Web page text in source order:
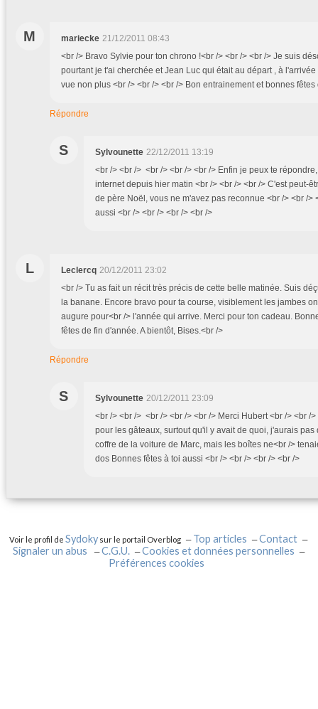
M mariecke 21/12/2011 08:43
<br /> Bravo Sylvie pour ton chrono !<br /> <br /> <br /> Je suis
pourtant je t'ai cherchée et Jean Luc qui était au départ , à
vue non plus <br /> <br /> <br /> Bon entrainement et bonnes
Répondre
S Sylvounette 22/12/2011 13:19
<br /> <br /> <br /> <br /> <br /> Enfin je peux te
internet depuis hier matin <br /> <br /> <br /> C'est peut-
de père Noël, vous ne m'avez pas reconnue <br /> <br />
aussi <br /> <br /> <br /> <br />
L Leclercq 20/12/2011 23:02
<br /> Tu as fait un récit très précis de cette belle matinée. Suis
la banane. Encore bravo pour ta course, visiblement les jambes
augure pour<br /> l'année qui arrive. Merci pour ton cadeau.
fêtes de fin d'année. A bientôt, Bises.<br />
Répondre
S Sylvounette 20/12/2011 23:09
<br /> <br /> <br /> <br /> <br /> Merci Hubert <br /> <br /
pour les gâteaux, surtout qu'il y avait de quoi, j'aurais
coffre de la voiture de Marc, mais les boîtes ne<br />
dos Bonnes fêtes à toi aussi <br /> <br /> <br /> <br />
Voir le profil deSydokysur le portail Overblog Top articles
Contact
Signaler un abus
C.G.U.
Cookies et données personnelles
Préférences cookies